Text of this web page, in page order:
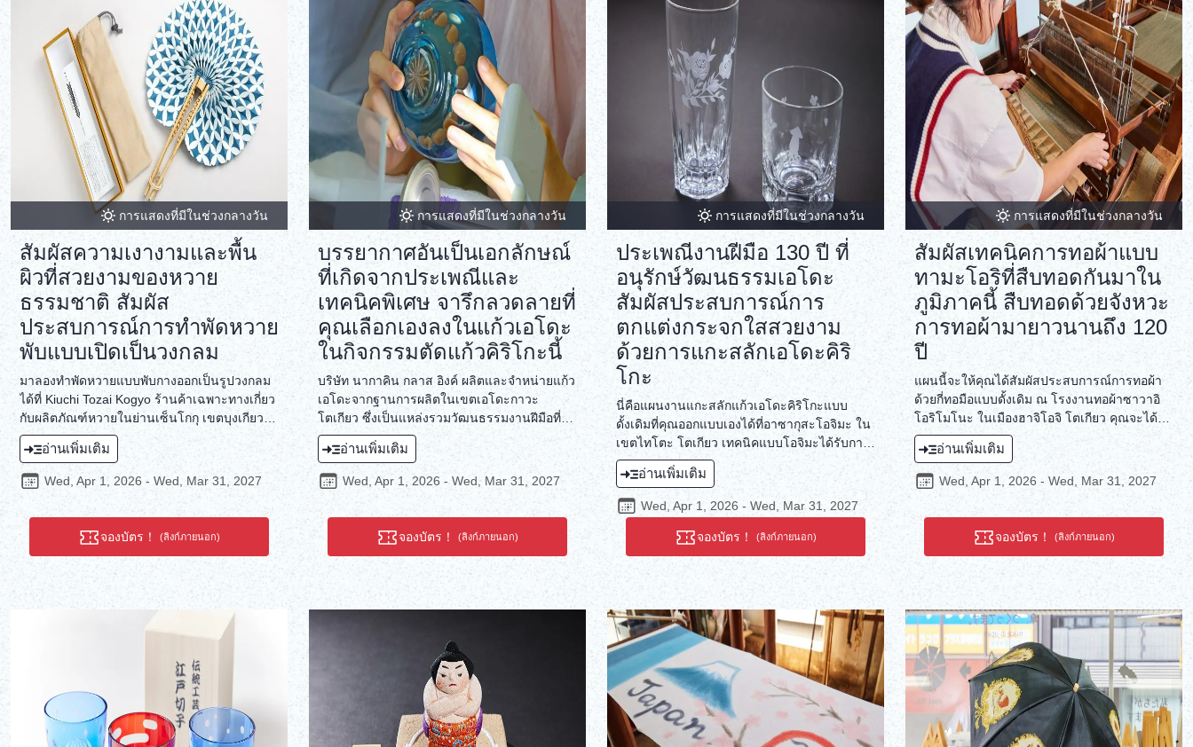
การแสดงที่มีในช่วงกลางวัน
สัมผัสความเงางามและพื้น
ผิวที่สวยงามของหวาย
ธรรมชาติ สัมผัส
ประสบการณ์การทำพัดหวาย
พับแบบเปิดเป็นวงกลม
มาลองทำพัดหวายแบบพับกางออกเป็นรูปวงกลม
ได้ที่ Kiuchi Tozai Kogyo ร้านค้าเฉพาะทางเกี่ยว
กับผลิตภัณฑ์หวายในย่านเซ็นโกกุ เขตบุงเกียว
โตเกียว ด้ามจับของพัดหวายแบบพับนี้ผลิตขึ้น
โดยใช้เทคนิคการห่อและทอตกแต่งแบบดั้งเดิม
ของหวาย ส่วนพัดทำจากกระดาษวาชิชนิดใหม่ที่
ทำจากเส้นใยรีไซเคิล โดยใช้เทคนิคการทำ
กระดาษแบบดั้งเดิม ฮิเดกิ คิอุจิ ผู้สอน เป็น
เจ้าของร้านรุ่นที่ 3 เขาเป็นช่างฝีมือดั้งเดิมของ
โตเกียวที่ได้รับการรับรองและเป็นช่างฝีมือระดับ
ปรมาจารย์ประจำเขตบุงเกียว เวิร์กช็อปนี้จะ
และความยืดหยุ่น รวมถึงความเชี่ยวชาญของ
อ่านเพิ่มเติม
Wed, Apr 1, 2026 - Wed, Mar 31, 2027
จองบัตร！ (ลิงก์ภายนอก)
การแสดงที่มีในช่วงกลางวัน
บรรยากาศอันเป็นเอกลักษณ์
ที่เกิดจากประเพณีและ
เทคนิคพิเศษ จารึกลวดลายที่
คุณเลือกเองลงในแก้วเอโดะ
ในกิจกรรมตัดแก้วคิริโกะนี้
บริษัท นากาคิน กลาส อิงค์ ผลิตและจำหน่ายแก้ว
เอโดะจากฐานการผลิตในเขตเอโดะกาวะ
โตเกียว ซึ่งเป็นแหล่งรวมวัฒนธรรมงานฝีมือที่
เฟื่องฟูมาตั้งแต่สมัยโบราณ มาร่วมกิจกรรมแกะ
สลักแก้วคิริโกะด้วยถ้วยชามัทฉะแก้วเอโดะ ณ
เวิร์กช็อปแห่งนี้ ซึ่งสืบทอดประเพณีแก้วเอโดะอัน
ยาวนาน สร้างสรรค์ผลงานชิ้นเอกด้วยการวาด
และแกะสลักลวดลายพิเศษของคุณเองในถ้วย
ชามัทฉะที่ผ่านการเจียระไนอย่างประณีตโดย
ช่างฝีมือ เพลิดเพลินกับกิจกรรมพิธีชงชาบนเสื่อ
ทาทามิของเวิร์กช็อปด้วยถ้วยชามัทฉะที่ทำเสร็จ
ของแก้วเอโดะ และศิลปะแห่งงานฝีมือ
อ่านเพิ่มเติม
Wed, Apr 1, 2026 - Wed, Mar 31, 2027
จองบัตร！ (ลิงก์ภายนอก)
การแสดงที่มีในช่วงกลางวัน
ประเพณีงานฝีมือ 130 ปี ที่
อนุรักษ์วัฒนธรรมเอโดะ
สัมผัสประสบการณ์การ
ตกแต่งกระจกใสสวยงาม
ด้วยการแกะสลักเอโดะคิริ
โกะ
นี่คือแผนงานแกะสลักแก้วเอโดะคิริโกะแบบ
ดั้งเดิมที่คุณออกแบบเองได้ที่อาซากุสะโอจิมะ ใน
เขตไทโตะ โตเกียว เทคนิคแบบโอจิมะได้รับการ
อนุรักษ์อย่างพิถีพิถันมานานกว่า 130 ปีนับตั้งแต่
ก่อตั้งร้าน สัมผัสประเพณีการแกะสลักแก้วเอโดะ
คิริโกะ ซึ่งได้รับการยกย่องอย่างสูงจนได้รับเลือก
ให้เป็นผลิตภัณฑ์หัตถกรรมดั้งเดิมของญี่ปุ่นโดย
รัฐมนตรีว่าการกระทรวงเศรษฐกิจ การค้า และ
อุตสาหกรรมในปี พ.ศ. 2545 เติมชีวิตชีวาให้กับ
งานออกแบบของคุณด้วยเทคนิคช่างฝีมือ
อ่านเพิ่มเติม
Wed, Apr 1, 2026 - Wed, Mar 31, 2027
จองบัตร！ (ลิงก์ภายนอก)
การแสดงที่มีในช่วงกลางวัน
สัมผัสเทคนิคการทอผ้าแบบ
ทามะโอริที่สืบทอดกันมาใน
ภูมิภาคนี้ สืบทอดด้วยจังหวะ
การทอผ้ามายาวนานถึง 120
ปี
แผนนี้จะให้คุณได้สัมผัสประสบการณ์การทอผ้า
ด้วยกี่ทอมือแบบดั้งเดิม ณ โรงงานทอผ้าซาวาอิ
โอริโมโนะ ในเมืองฮาจิโอจิ โตเกียว คุณจะได้
เพลิดเพลินกับการสร้างสรรค์สิ่งทอด้วยเทคนิค
การทอผ้าที่สืบทอดกันมายาวนานกว่า 120 ปีนับ
ตั้งแต่ก่อตั้งสตูดิโอ คำว่า "การทอแบบทามะ-โอริ"
ครอบคลุมผ้าทอ 5 ประเภทที่มีต้นกำเนิดจาก
ภูมิภาคทามะของโตเกียว ซึ่งเป็นภูมิภาคที่มี
วัฒนธรรมสิ่งทอที่เจริญรุ่งเรือง มาร่วมดื่มด่ำกับ
สภาพแวดล้อมที่รังสรรค์ผ้าอันเป็นเอกลักษณ์
เหล่านี้ คุณจะได้สัมผัสทั้งฝีมืออันประณีตบรรจง
โยงอดีตกับอนาคต
อ่านเพิ่มเติม
Wed, Apr 1, 2026 - Wed, Mar 31, 2027
จองบัตร！ (ลิงก์ภายนอก)